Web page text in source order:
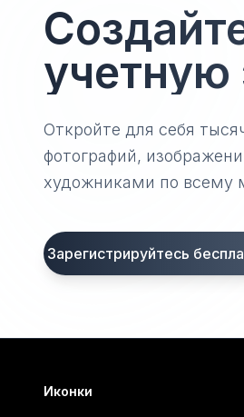
учетную
Откройте для себя
фотографий,
художниками по всему
Зарегистрируйтесь
Иконки